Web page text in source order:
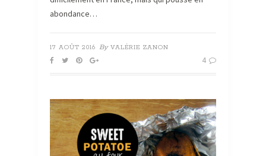
abondance…
17 AOÛT 2016 By VALÉRIE ZANON
4